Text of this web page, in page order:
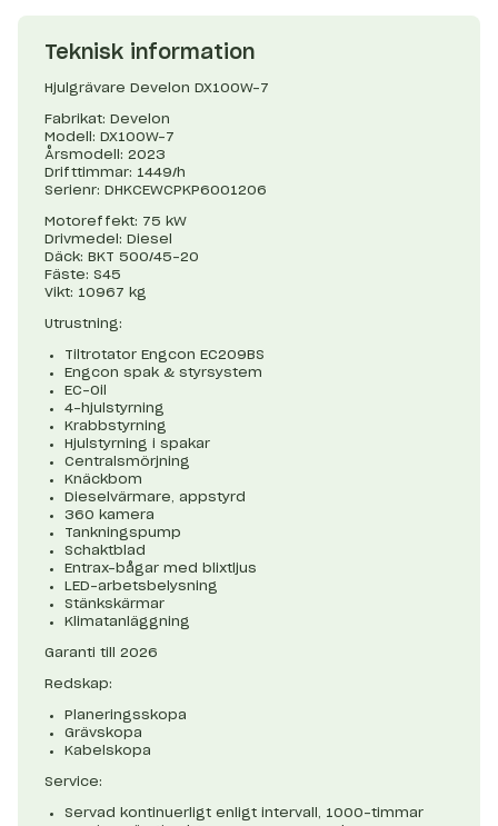
Teknisk information
Hjulgrävare Develon DX100W-7
Fabrikat: Develon
Modell: DX100W-7
Årsmodell: 2023
Drifttimmar: 1449/h
Serienr: DHKCEWCPKP6001206
Motoreffekt: 75 kW
Drivmedel: Diesel
Däck: BKT 500/45-20
Fäste: S45
Vikt: 10967 kg
Utrustning:
Tiltrotator Engcon EC209BS
Engcon spak & styrsystem
EC-Oil
4-hjulstyrning
Krabbstyrning
Hjulstyrning i spakar
Centralsmörjning
Knäckbom
Dieselvärmare, appstyrd
360 kamera
Tankningspump
Schaktblad
Entrax-bågar med blixtljus
LED-arbetsbelysning
Stänkskärmar
Klimatanläggning
Garanti till 2026
Redskap:
Planeringsskopa
Grävskopa
Kabelskopa
Service:
Servad kontinuerligt enligt intervall, 1000-timmar